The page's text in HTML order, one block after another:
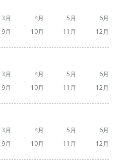
3 4 5
6
9 10 11 12
3 4 5
6
9 10 11 12
3 4 5
6
9 10 11 12